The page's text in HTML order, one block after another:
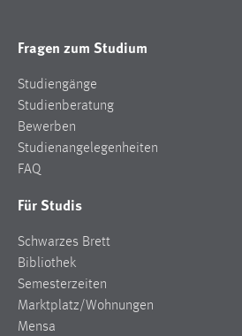
Fragen zum Studium
Studiengänge
Studienberatung
Bewerben
Studienangelegenheiten
FAQ
Für Studis
Schwarzes Brett
Bibliothek
Semesterzeiten
Marktplatz/Wohnungen
Mensa